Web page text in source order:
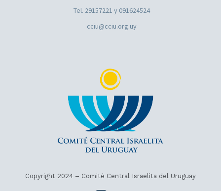
Tel. 29157221 y 091624524
cciu@cciu.org.uy
Copyright 2024 – Comité Central Israelita del Uruguay